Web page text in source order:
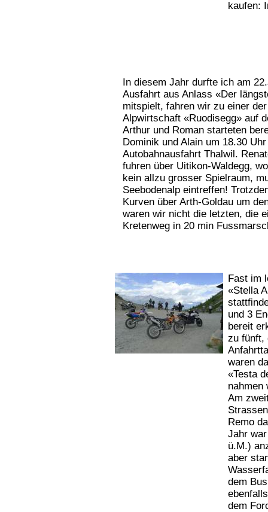
kaufen:
In diesem Jahr durfte ich am
Ausfahrt aus Anlass «Der
mitspielt, fahren wir zu einer
Alpwirtschaft «Ruodisegg» auf
Arthur und Roman starteten
Dominik und Alain um 18.30
Autobahnausfahrt Thalwil.
fuhren über Uitikon-Waldegg,
kein allzu grosser Spielraum,
Seebodenalp eintreffen!
Kurven über Arth-Goldau um
waren wir nicht die letzten, die
Kretenweg in 20 min
Fast im
«Stella
und 3
bereit
zu fünft,
waren
«Testa
nahmen
Am
Remo
Jahr
ü.M.)
aber
dem
dem